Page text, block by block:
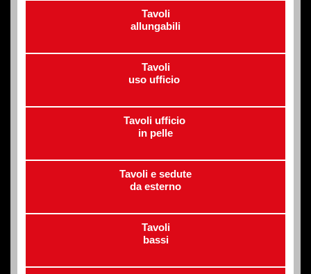
Tavoli
allungabili
Tavoli
uso ufficio
Tavoli ufficio
in pelle
Tavoli e sedute
da esterno
Tavoli
bassi